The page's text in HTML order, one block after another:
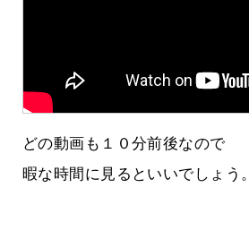
どの動画も１０分前後なので
暇な時間に見るといいでしょう。